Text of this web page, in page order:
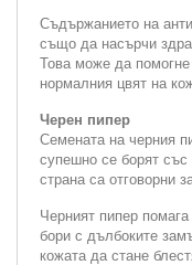
Съдържанието на
също да насърчи
Това може да
нормалния цвят на
Черен пипер
Семената на черния
супешно се борят със
страна са отговорни
Черният пипер
бори с дълбоките
кожата да стане